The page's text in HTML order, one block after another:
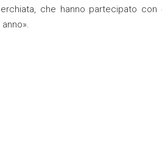
che hanno partecipato con